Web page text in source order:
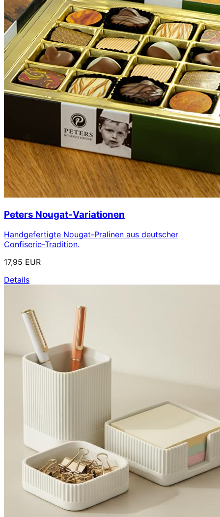
Peters Nougat-Variationen
Handgefertigte Nougat-Pralinen aus deutscher
Confiserie-Tradition.
17,95 EUR
Details